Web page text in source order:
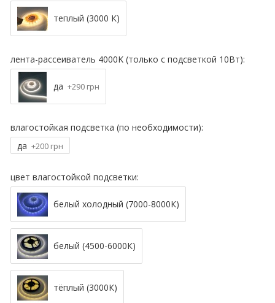
теплый (3000 К)
лента-рассеиватель 4000K (только с подсветкой 10Вт):
да +290 грн
влагостойкая подсветка (по необходимости):
да +200 грн
цвет влагостойкой подсветки:
белый холодный (7000-8000К)
белый (4500-6000К)
тёплый (3000К)